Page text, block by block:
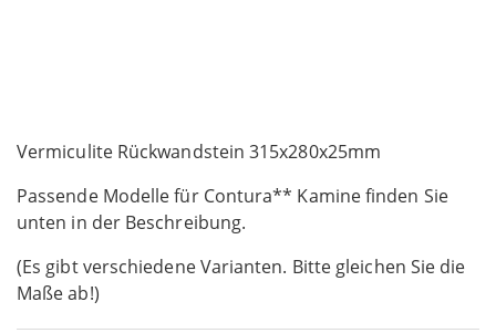
Vermiculite Rückwandstein 315x280x25mm
Passende Modelle für Contura** Kamine finden Sie
unten in der Beschreibung.
(Es gibt verschiedene Varianten. Bitte gleichen Sie die
Maße ab!)
gallery
to
beginning
of
images
gallery